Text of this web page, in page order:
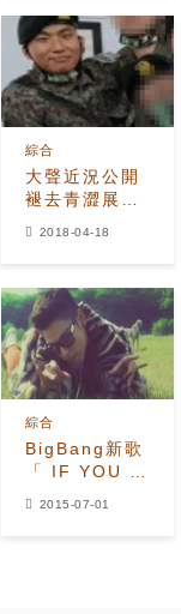
響頭炮
大聲近況公開
褪去青澀展成
綜合
2018-04-18
》BigBang新歌
「 IF YOU 」
綜合
2015-07-01